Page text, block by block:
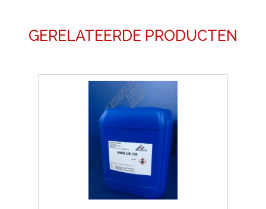
GERELATEERDE PRODUCTEN